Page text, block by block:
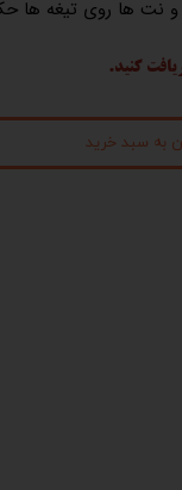
نت ها روی تیغه ها
کنید.
به سبد خرید